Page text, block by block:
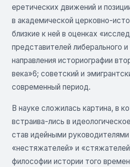
еретических движений и
в академической церковно-
близкие к ней в оценках
представителей либерального
направления историографии
века»6; советский и
современный период.
В науке сложилась картина, в
встраива-лись в
став идейными руководителями
«нестяжателей» и
философии истории того